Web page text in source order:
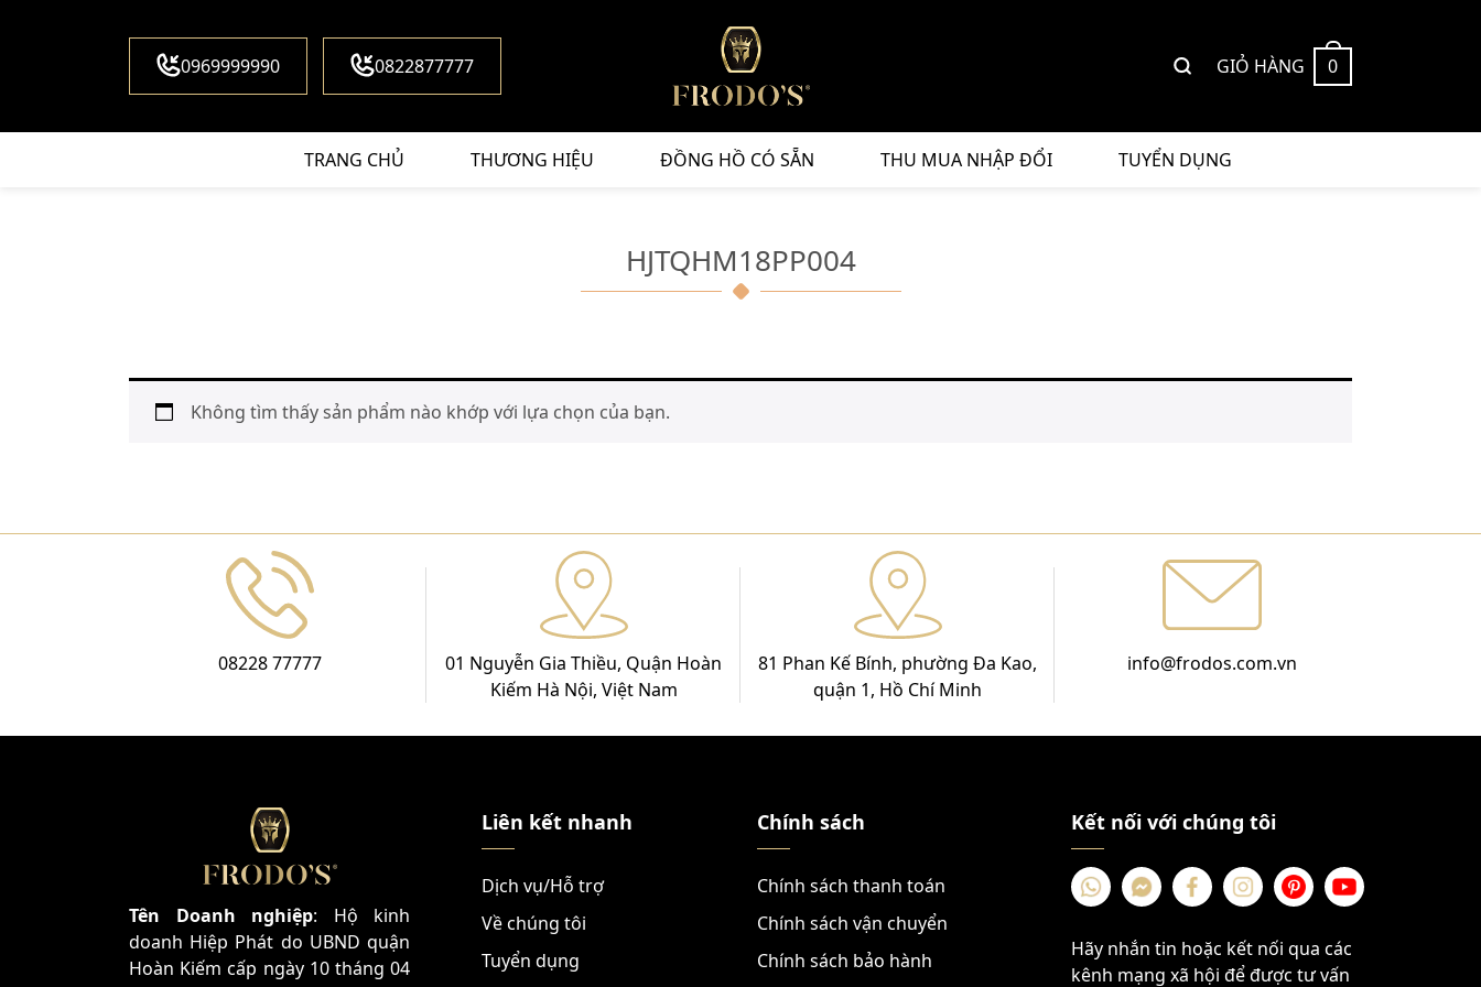
0969999990 0822877777 GIỎ HÀNG 0
TRANG CHỦ THƯƠNG HIỆU ĐỒNG HỒ CÓ SẴN THU MUA NHẬP ĐỔI TUYỂN DỤNG
HJTQHM18PP004
Không tìm thấy sản phẩm nào khớp với lựa chọn của bạn.
08228 77777
01 Nguyễn Gia Thiều, Quận Hoàn
Kiếm Hà Nội, Việt Nam
81 Phan Kế Bính, phường Đa Kao,
quận 1, Hồ Chí Minh
info@frodos.com.vn
Tên Doanh nghiệp: Hộ kinh
doanh Hiệp Phát do UBND quận
Hoàn Kiếm cấp ngày 10 tháng 04
Liên kết nhanh
Dịch vụ/Hỗ trợ
Về chúng tôi
Tuyển dụng
Chính sách
Chính sách thanh toán
Chính sách vận chuyển
Chính sách bảo hành
Kết nối với chúng tôi
Hãy nhắn tin hoặc kết nối qua các
kênh mạng xã hội để được tư vấn